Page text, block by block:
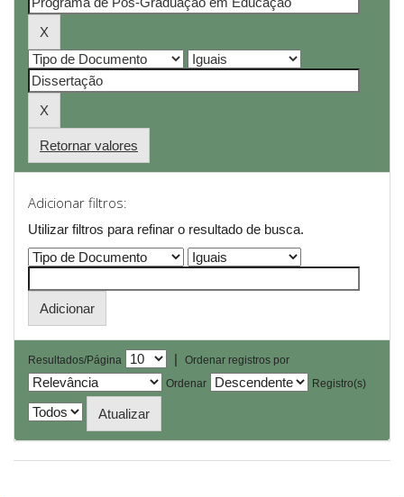
Retornar valores
Adicionar filtros:
Utilizar filtros para refinar o resultado de busca.
Resultados/Página |
Ordenar registros por
Ordenar
Registro(s)